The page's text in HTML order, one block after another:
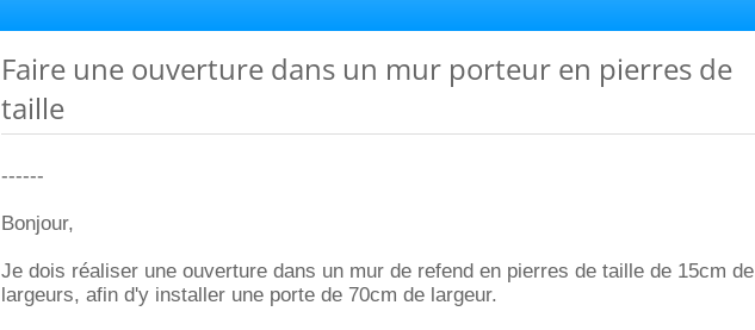
Faire une ouverture dans un mur porteur en pierres de
taille
------
Bonjour,
Je dois réaliser une ouverture dans un mur de refend en pierres de taille de 15cm de
largeurs, afin d'y installer une porte de 70cm de largeur.